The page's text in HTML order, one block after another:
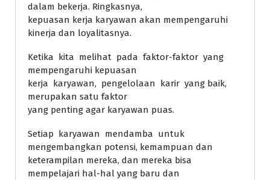
dalam bekerja. Ringkasnya,
kepuasan kerja karyawan akan mempengaruhi
kinerja dan loyalitasnya.
Ketika kita melihat pada faktor-faktor yang
mempengaruhi kepuasan
kerja karyawan, pengelolaan karir yang baik,
merupakan satu faktor
yang penting agar karyawan puas.
Setiap karyawan mendamba untuk
mengembangkan potensi, kemampuan dan
keterampilan mereka, dan mereka bisa
mempelajari hal-hal yang baru dan